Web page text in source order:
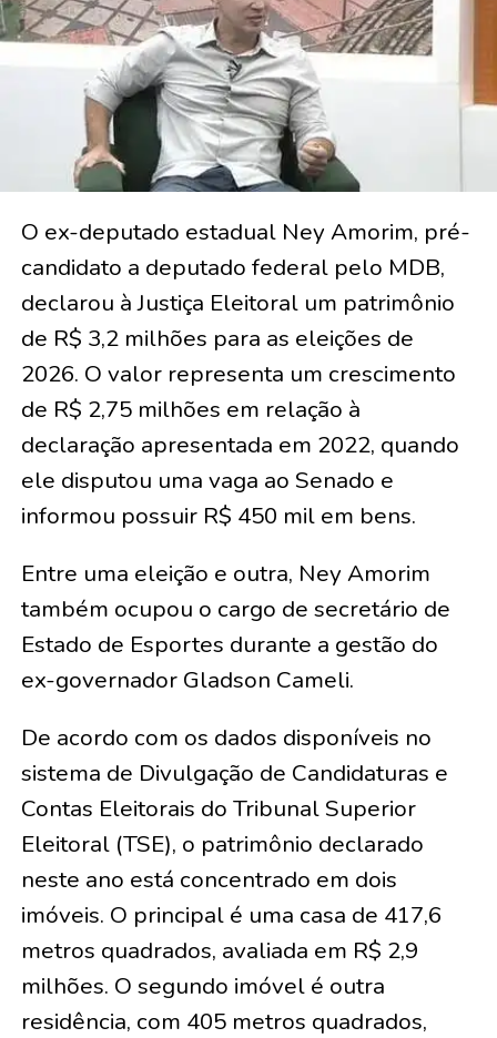
O ex-deputado estadual Ney Amorim, pré-
candidato a deputado federal pelo MDB,
declarou à Justiça Eleitoral um patrimônio
de R$ 3,2 milhões para as eleições de
2026. O valor representa um crescimento
de R$ 2,75 milhões em relação à
declaração apresentada em 2022, quando
ele disputou uma vaga ao Senado e
informou possuir R$ 450 mil em bens.
Entre uma eleição e outra, Ney Amorim
também ocupou o cargo de secretário de
Estado de Esportes durante a gestão do
ex-governador Gladson Cameli.
De acordo com os dados disponíveis no
sistema de Divulgação de Candidaturas e
Contas Eleitorais do Tribunal Superior
Eleitoral (TSE), o patrimônio declarado
neste ano está concentrado em dois
imóveis. O principal é uma casa de 417,6
metros quadrados, avaliada em R$ 2,9
milhões. O segundo imóvel é outra
residência, com 405 metros quadrados,